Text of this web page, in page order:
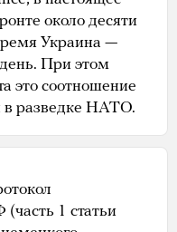
около десяти
Украина —
При этом
это соотношение
в разведке НАТО.
1 статьи